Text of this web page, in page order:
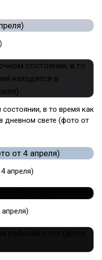
в то время как
дневном свете (фото от
апреля)